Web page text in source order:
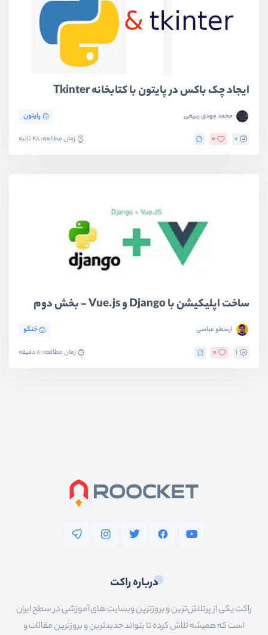
ایجاد چک باکس در پایتون با کتابخانه Tkinter
محمد مهدی ربیعی پایتون
0
0 زمان مطالعه: 48 ثانیه
ساخت اپلیکیشن با Django و Vue.js - بخش دوم
ارسطو عباسی جَنگو
1
0 زمان مطالعه: 8 دقیقه
درباره راکت
راکت یکی از پرتلاش‌ترین و بروزترین وبسایت های آموزشی در سطح ایران
است که همیشه تلاش کرده تا بتواند جدیدترین و بروزترین مقالات و